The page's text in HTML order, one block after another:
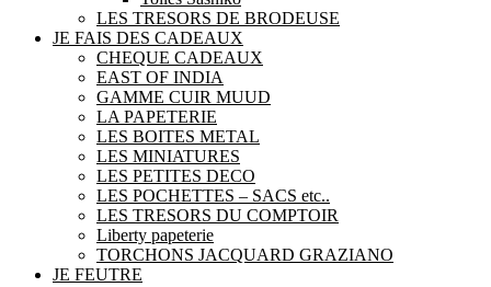
LES TRESORS DE BRODEUSE
JE FAIS DES CADEAUX
CHEQUE CADEAUX
EAST OF INDIA
GAMME CUIR MUUD
LA PAPETERIE
LES BOITES METAL
LES MINIATURES
LES PETITES DECO
LES POCHETTES – SACS etc..
LES TRESORS DU COMPTOIR
Liberty papeterie
TORCHONS JACQUARD GRAZIANO
JE FEUTRE